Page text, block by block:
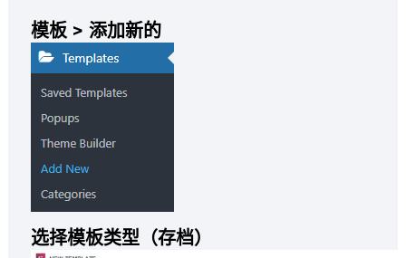
模板 > 添加新的
选择模板类型（存档）